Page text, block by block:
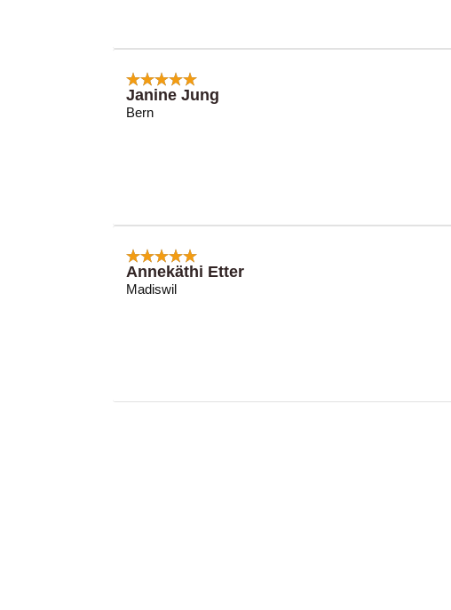
Janine Jung
Bern
Annekäthi Etter
Madiswil